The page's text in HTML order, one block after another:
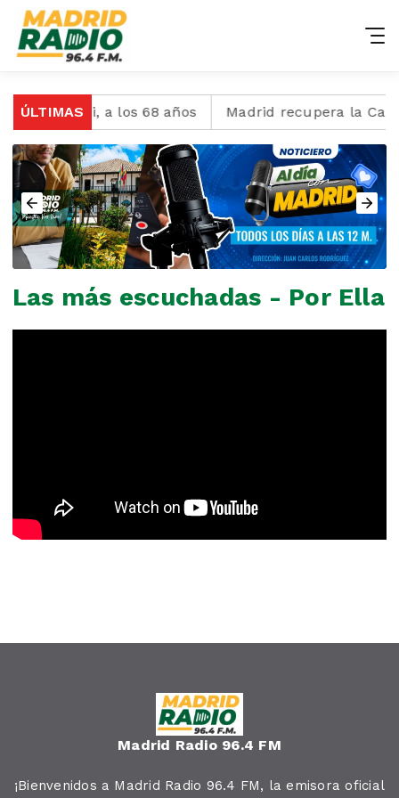
ÚLTIMAS
Messi, a los 68 años Madrid recupera la
Las más escuchadas - Por Ella
Madrid Radio 96.4 FM
¡Bienvenidos a Madrid Radio 96.4 FM, la emisora oficial